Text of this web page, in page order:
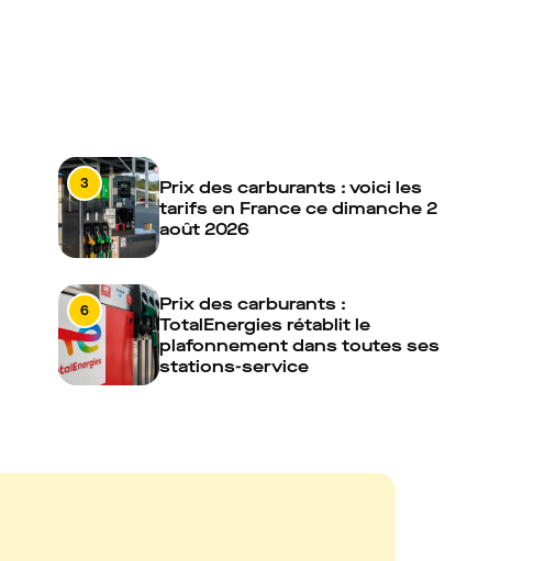
3
Prix des carburants : voici les
tarifs en France ce dimanche 2
août 2026
6
Prix des carburants :
TotalEnergies rétablit le
plafonnement dans toutes ses
stations-service